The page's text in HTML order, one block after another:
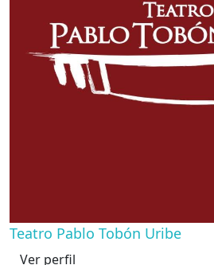
Teatro Pablo Tobón Uribe
Ver perfil